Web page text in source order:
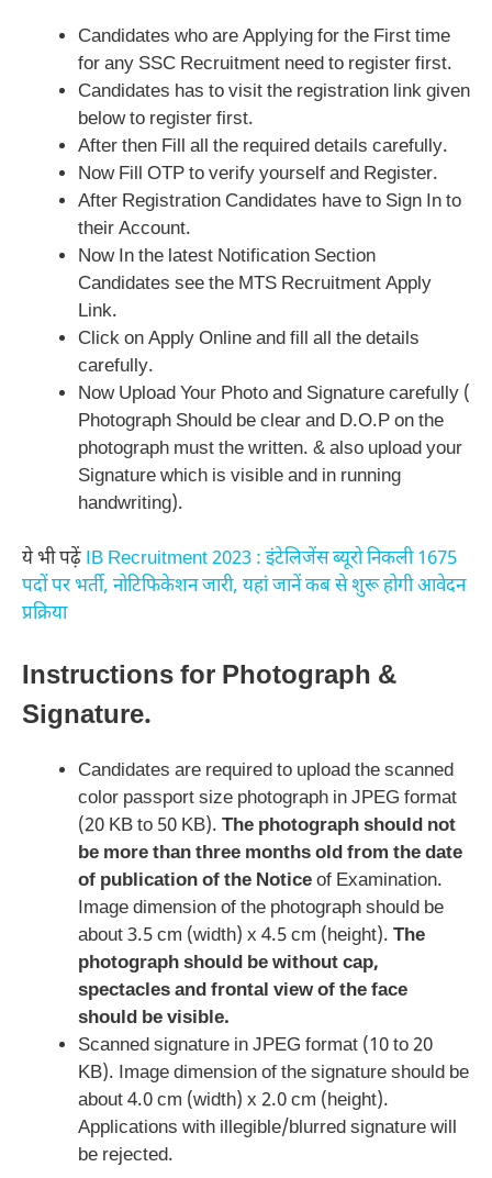
Candidates who are Applying for the First time
for any SSC Recruitment need to register first.
Candidates has to visit the registration link given
below to register first.
After then Fill all the required details carefully.
Now Fill OTP to verify yourself and Register.
After Registration Candidates have to Sign In to
their Account.
Now In the latest Notification Section
Candidates see the MTS Recruitment Apply
Link.
Click on Apply Online and fill all the details
carefully.
Now Upload Your Photo and Signature carefully (
Photograph Should be clear and D.O.P on the
photograph must the written. & also upload your
Signature which is visible and in running
handwriting).
ये भी पढ़ें IB Recruitment 2023 : इंटेलिजेंस ब्यूरो निकली 1675
पदों पर भर्ती, नोटिफिकेशन जारी, यहां जानें कब से शुरू होगी आवेदन
प्रक्रिया
Instructions for Photograph &
Signature.
Candidates are required to upload the scanned
color passport size photograph in JPEG format
(20 KB to 50 KB). The photograph should not
be more than three months old from the date
of publication of the Noticeof Examination.
Image dimension of the photograph should be
about 3.5 cm (width) x 4.5 cm (height). The
photograph should be without cap,
spectacles and frontal view of the face
should be visible.
Scanned signature in JPEG format (10 to 20
KB). Image dimension of the signature should be
about 4.0 cm (width) x 2.0 cm (height).
Applications with illegible/blurred signature will
be rejected.